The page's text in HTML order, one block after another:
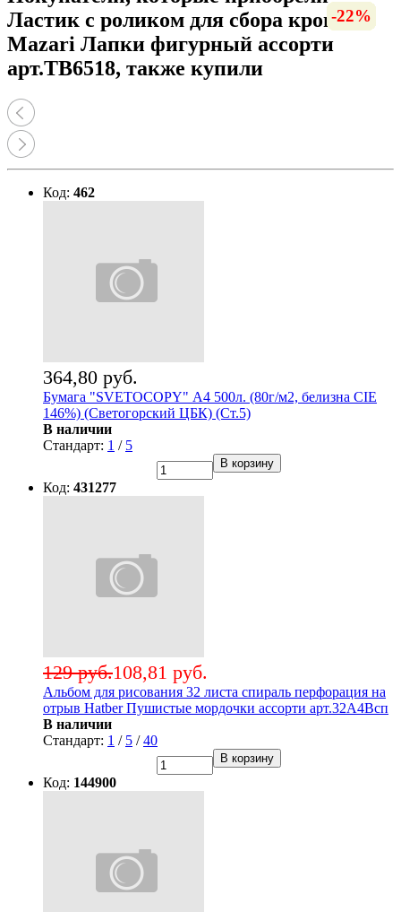
Ластик с роликом для сбора крошек
Mazari Лапки фигурный ассорти
арт.TB6518, также купили
Код: 462
364,80 руб.
Бумага "SVETOCOPY" А4 500л. (80г/м2, белизна CIE
146%) (Светогорский ЦБК) (Ст.5)
В наличии
Стандарт: 1 / 5
В корзину
-16%
Код: 431277
108,81 руб.
129 руб.
Альбом для рисования 32 листа спираль перфорация на
отрыв Hatber Пушистые мордочки ассорти арт.32А4Всп
В наличии
Стандарт: 1 / 5 /40
В корзину
Код: 144900
-35%
-18%
-21%
-23%
-10%
-6%
-16%
-25%
-15%
-15%
-16%
-18%
-17%
-13%
-22%